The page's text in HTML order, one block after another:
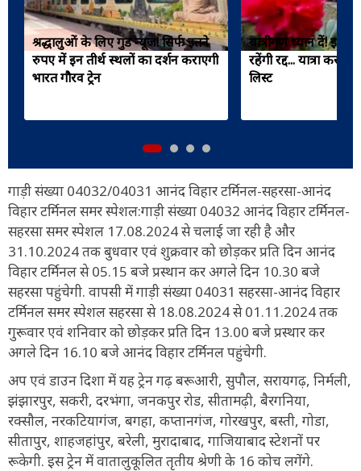
श्रद्धालुओं के लिए गुड न्यूज! सिर्फ इतने
रुपए में इन तीर्थ स्थलों का दर्शन कराएगी
भारत गौरव ट्रेन
यात्रीगण ध्यान दें! इस
रहेंगी रद्द... यात्रा
लिस्ट
गाड़ी संख्या 04032/04031 आनंद विहार टर्मिनल-सहरसा-आनंद
विहार टर्मिनल समर स्पेशल:गाड़ी संख्या 04032 आनंद विहार टर्मिनल-
सहरसा समर स्पेशल 17.08.2024 से चलाई जा रही है और
31.10.2024 तक बुधवार एवं शुक्रवार को छोड़कर प्रति दिन आनंद
विहार टर्मिनल से 05.15 बजे प्रस्थान कर अगले दिन 10.30 बजे
सहरसा पहुंचेगी. वापसी में गाड़ी संख्या 04031 सहरसा-आनंद विहार
टर्मिनल समर स्पेशल सहरसा से 18.08.2024 से 01.11.2024 तक
गुरूवार एवं शनिवार को छोड़कर प्रति दिन 13.00 बजे प्रस्थार कर
अगले दिन 16.10 बजे आनंद विहार टर्मिनल पहुंचेगी.
अप एवं डाउन दिशा में यह ट्रेन गढ़ बरूआरी, सुपौल, सरायगढ़, निर्मली,
झंझारपुर, सकरी, दरभंगा, जनकपुर रोड, सीतामढ़ी, बैरगनिया,
रक्सौल, नरकटियागंज, बगहा, कप्तानगंज, गोरखपुर, बस्ती, गोडा,
सीतापुर, शाहजहांपुर, बरेली, मुरादाबाद, गाजियाबाद स्टेशनों पर
रूकेगी. इस ट्रेन में वातालुकूलित तृतीय श्रेणी के 16 कोच लगेंगे.